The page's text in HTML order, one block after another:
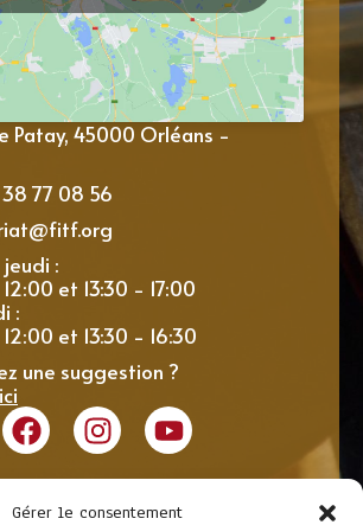
Gérer le consentement
Patay, 45000 Orléans -
77 08 56
jeudi :
et 13:30 - 17:00
:
et 13:30 - 16:30
une suggestion ?